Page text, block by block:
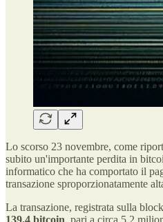
Lo scorso 23 novembre, come
subito un'importante perdita in
informatico che ha comportato il
transazione sproporzionatamente
La transazione, registrata sulla
139.4 bitcoin, pari a circa 5,2